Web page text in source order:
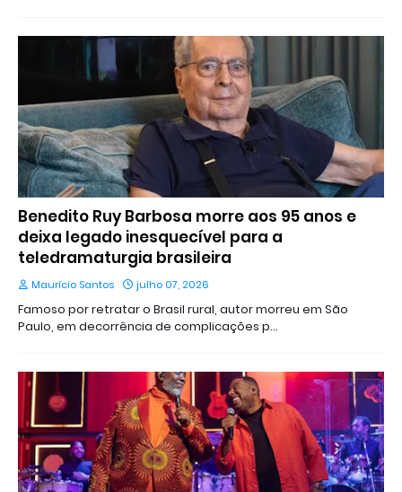
Benedito Ruy Barbosa morre aos 95 anos e
deixa legado inesquecível para a
teledramaturgia brasileira
Maurício Santos julho 07, 2026
Famoso por retratar o Brasil rural, autor morreu em São
Paulo, em decorrência de complicações p…